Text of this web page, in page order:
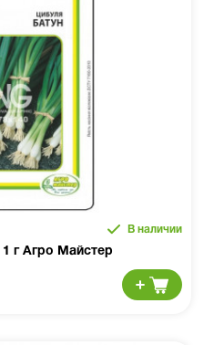
В наличии
г Агро Майстер